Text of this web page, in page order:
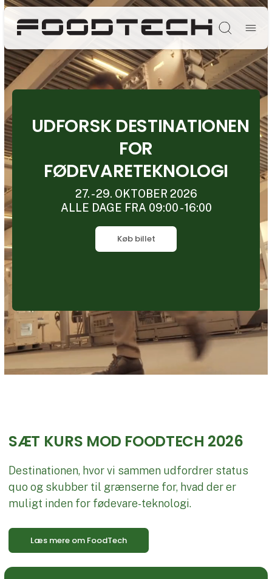
Søg
UDFORSK DESTINATIONEN
FOR
FØDEVARETEKNOLOGI
27. - 29. OKTOBER 2026
ALLE DAGE FRA 09:00 - 16:00
Køb billet
SÆT KURS MOD FOODTECH 2026
Destinationen, hvor vi sammen udfordrer status
quo og skubber til grænserne for, hvad der er
muligt inden for fødevare-teknologi.
Læs mere om FoodTech